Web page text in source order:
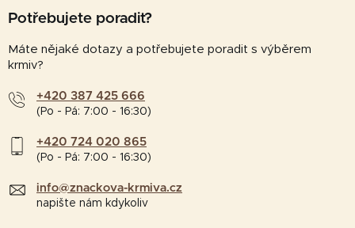
Potřebujete poradit?
Máte nějaké dotazy a potřebujete poradit s výběrem
krmiv?
+420 387 425 666
(Po - Pá: 7:00 - 16:30)
+420 724 020 865
(Po - Pá: 7:00 - 16:30)
info@znackova-krmiva.cz
napište nám kdykoliv